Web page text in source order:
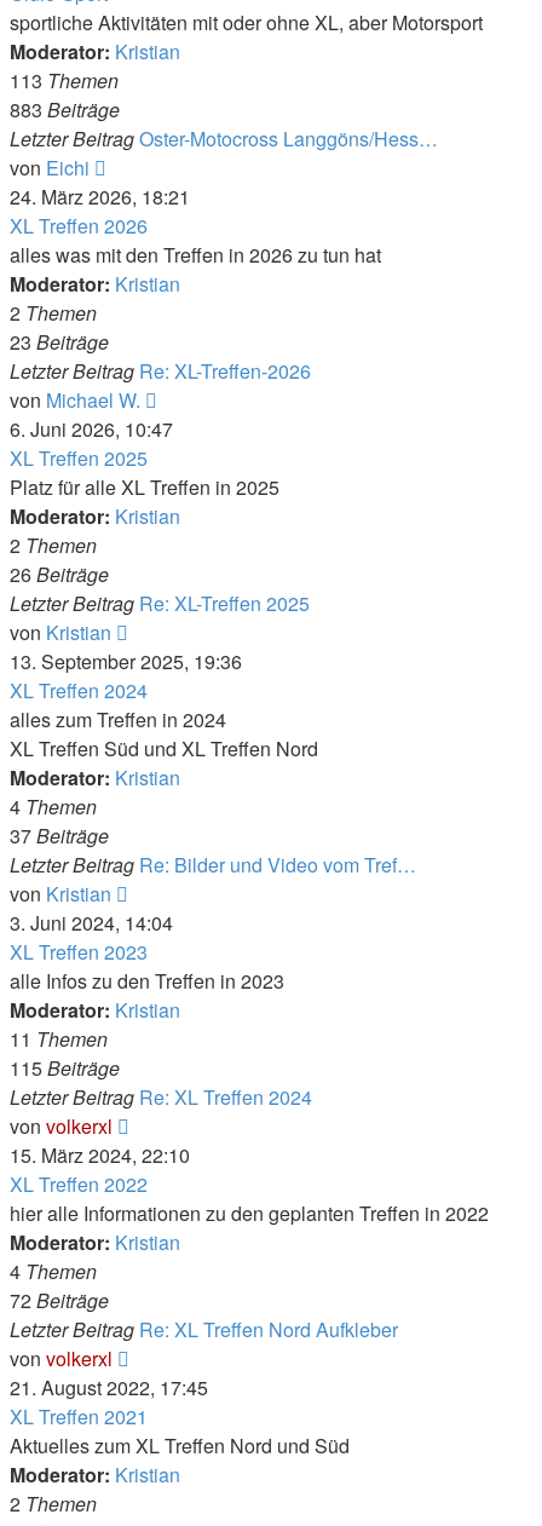
sportliche Aktivitäten mit oder ohne XL, aber Motorsport
Moderator: Kristian
113 Themen
883 Beiträge
Letzter BeitragOster-Motocross Langgöns/Hess…
von Eichi
Beitrag
24. März 2026, 18:21
XL Treffen 2026
alles was mit den Treffen in 2026 zu tun hat
Moderator: Kristian
2 Themen
23 Beiträge
Letzter Beitrag Re: XL-Treffen-2026
von Michael W.
Beitrag
6. Juni 2026, 10:47
XL Treffen 2025
Platz für alle XL Treffen in 2025
Moderator: Kristian
2 Themen
26Beiträge
Letzter Beitrag Re: XL-Treffen 2025
von Kristian
Beitrag
13. September 2025, 19:36
XL Treffen 2024
alles zum Treffen in 2024
XL Treffen Süd und XL Treffen Nord
Moderator: Kristian
4 Themen
37Beiträge
Letzter Beitrag Re: Bilder und Video vom Tref…
von Kristian
Beitrag
3. Juni 2024, 14:04
XL Treffen 2023
alle Infos zu den Treffen in 2023
Moderator: Kristian
11 Themen
115Beiträge
Letzter Beitrag Re: XL Treffen 2024
von volkerxl
Beitrag
15. März 2024, 22:10
XL Treffen 2022
hier alle Informationen zu den geplanten Treffen in 2022
Moderator: Kristian
4 Themen
72Beiträge
Letzter Beitrag Re: XL Treffen Nord Aufkleber
von volkerxl
Beitrag
21. August 2022, 17:45
XL Treffen 2021
Aktuelles zum XL Treffen Nord und Süd
Moderator: Kristian
2 Themen